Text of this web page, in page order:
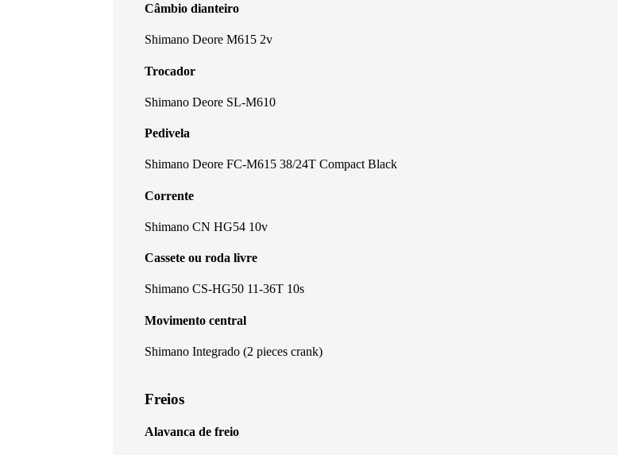
Câmbio dianteiro
Shimano Deore M615 2v
Trocador
Shimano Deore SL-M610
Pedivela
Shimano Deore FC-M615 38/24T Compact Black
Corrente
Shimano CN HG54 10v
Cassete ou roda livre
Shimano CS-HG50 11-36T 10s
Movimento central
Shimano Integrado (2 pieces crank)
Freios
Alavanca de freio